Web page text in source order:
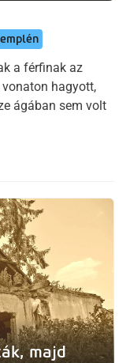
a férfinak az
vonaton hagyott,
ágában sem volt
majd